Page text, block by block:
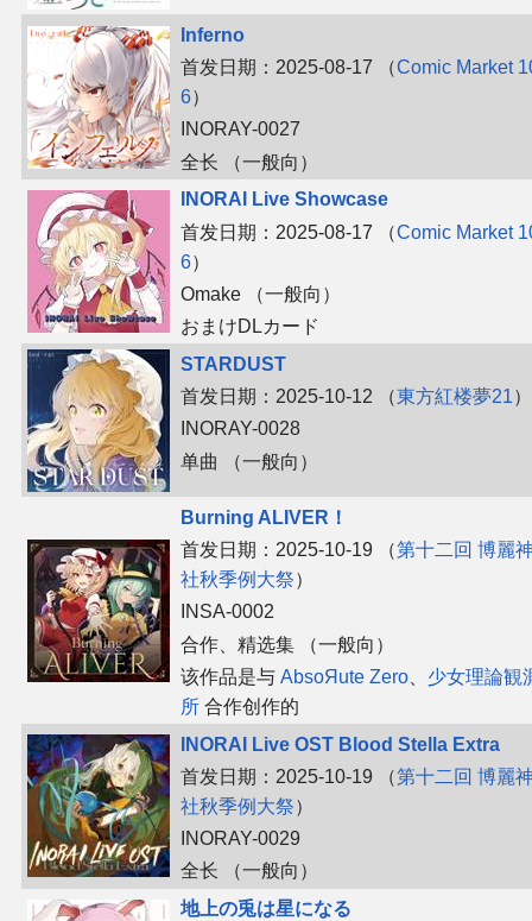
Inferno
首发日期：2025-08-17 （Comic Market
6）
INORAY-0027
全长 （一般向）
INORAI Live Showcase
首发日期：2025-08-17 （Comic Market
6）
Omake （一般向）
おまけDLカード
STARDUST
首发日期：2025-10-12 （東方紅楼夢21）
INORAY-0028
单曲 （一般向）
Burning ALIVER！
首发日期：2025-10-19 （第十二回 博麗
社秋季例大祭）
INSA-0002
合作、​精选集 （一般向）
该作品是与 AbsoЯute Zero、​ 少女理論観
所合作创作的
INORAI Live OST Blood Stella Extra
首发日期：2025-10-19 （第十二回 博麗
社秋季例大祭）
INORAY-0029
全长 （一般向）
地上の兎は星になる